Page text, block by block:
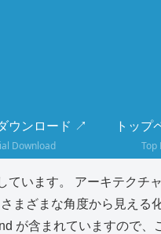
ウンロード ↗
Download
トップ
Top
ています。 アーキテクチ
まざまな角度から見える
が含まれていますので、